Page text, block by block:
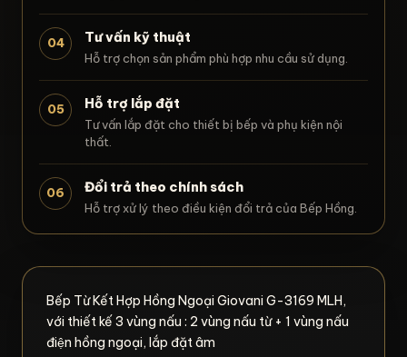
04 Tư vấn kỹ thuật
Hỗ trợ chọn sản phẩm phù hợp nhu cầu sử dụng.
05 Hỗ trợ lắp đặt
Tư vấn lắp đặt cho thiết bị bếp và phụ kiện nội
thất.
06 Đổi trả theo chính sách
Hỗ trợ xử lý theo điều kiện đổi trả của Bếp Hồng.
Bếp Từ Kết Hợp Hồng Ngoại Giovani G-3169 MLH,
với thiết kế 3 vùng nấu : 2 vùng nấu từ + 1 vùng nấu
điện hồng ngoại, lắp đặt âm